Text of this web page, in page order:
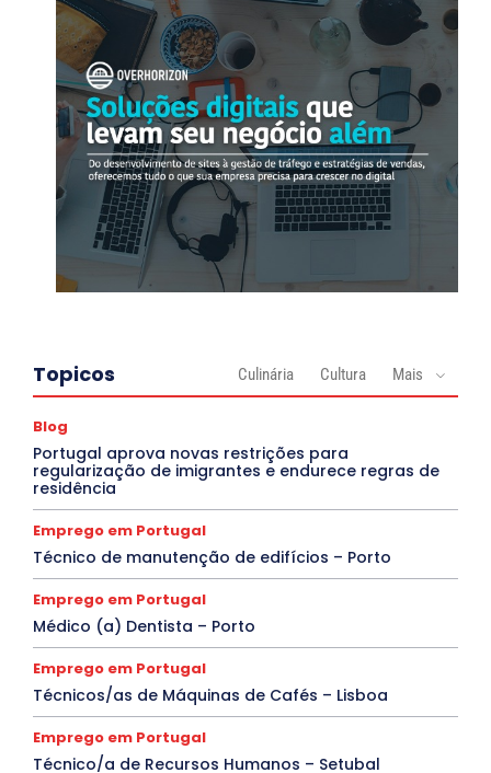
Topicos Culinária Cultura Mais
Blog
Portugal aprova novas restrições para
regularização de imigrantes e endurece regras de
residência
Emprego em Portugal
Técnico de manutenção de edifícios – Porto
Emprego em Portugal
Médico (a) Dentista – Porto
Emprego em Portugal
Técnicos/as de Máquinas de Cafés – Lisboa
Emprego em Portugal
Técnico/a de Recursos Humanos – Setubal